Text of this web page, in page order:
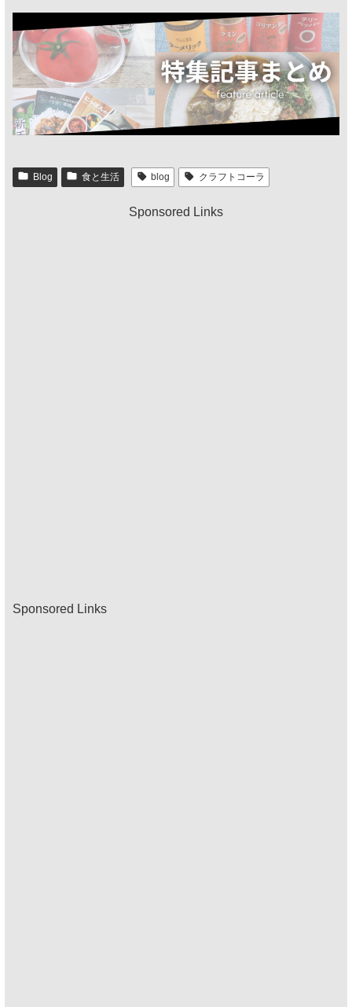
Blog 食と生活 blog クラフトコーラ
Sponsored Links
Sponsored Links